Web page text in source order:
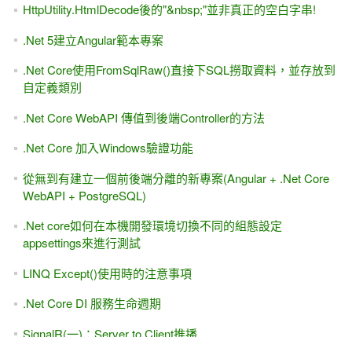
HttpUtility.HtmlDecode後的"&nbsp;"並非真正的空白字串!
.Net 5建立Angular範本專案
.Net Core使用FromSqlRaw()直接下SQL撈取資料，並存放到
自定義類別
.Net Core WebAPI 傳值到後端Controller的方法
.Net Core 加入Windows驗證功能
從無到有建立一個前後端分離的新專案(Angular + .Net Core
WebAPI + PostgreSQL)
.Net core如何在本機開發環境切換不同的組態設定
appsettings來進行測試
LINQ Except()使用時的注意事項
.Net Core DI 服務生命週期
SignalR(一)：Server to Client推播